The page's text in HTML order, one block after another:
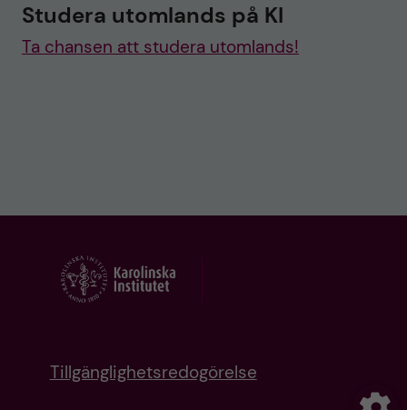
Studera utomlands på KI
Ta chansen att studera utomlands!
Tillgänglighetsredogörelse